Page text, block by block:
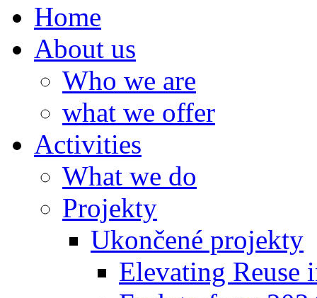
Home
About us
Who we are
what we offer
Activities
What we do
Projekty
Ukončené projekty
Elevating Reuse